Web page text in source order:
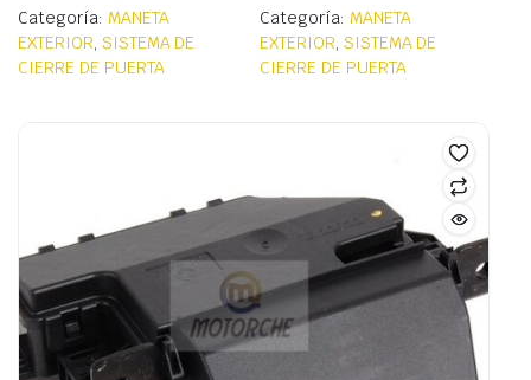
Categoría: MANETA
EXTERIOR, SISTEMA DE
CIERRE DE PUERTA
Categoría: MANETA
EXTERIOR, SISTEMA DE
CIERRE DE PUERTA